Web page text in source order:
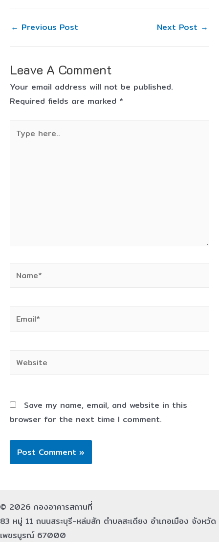
← Previous Post Next Post →
Leave A Comment
Your email address will not be published.
Required fields are marked *
here..
Save my name, email, and website in this
browser for the next time I comment.
© 2026 กองอาคารสถานที่
83 หมู่ 11 ถนนสระบุรี-หล่มสัก ตำบลสะเดียง อำเภอเมือง จังหวัด
เพชรบูรณ์ 67000